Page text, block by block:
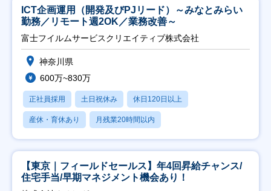
ICT企画運用（開発及びPJリード）～みなとみらい
勤務／リモート週2OK／業務改善～
富士フイルムサービスクリエイティブ株式会社
神奈川県
600万~830万
正社員採用 土日祝休み 休日120日以上
産休・育休あり 月残業20時間以内
【東京｜フィールドセールス】年4回昇給チャンス/
住宅手当/早期マネジメント機会あり！